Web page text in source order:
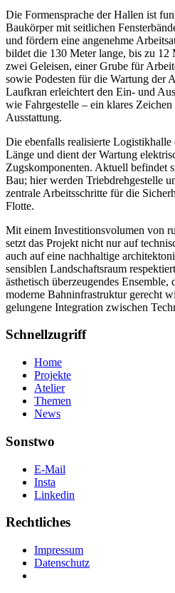
Die Formensprache der Hallen ist
Baukörper mit seitlichen
und fördern eine angenehme
bildet die 130 Meter lange, bis zu 12
zwei Geleisen, einer Grube für
sowie Podesten für die Wartung der
Laufkran erleichtert den Ein- und
wie Fahrgestelle – ein klares
Ausstattung.
Die ebenfalls realisierte
Länge und dient der Wartung
Zugskomponenten. Aktuell befindet
Bau; hier werden Triebdrehgestelle
zentrale Arbeitsschritte für die
Flotte.
Mit einem Investitionsvolumen von
setzt das Projekt nicht nur auf
auch auf eine nachhaltige
sensiblen Landschaftsraum
ästhetisch überzeugendes Ensemble,
moderne Bahninfrastruktur gerecht
gelungene Integration zwischen
Schnellzugriff
Home
Projekte
Atelier
Themen
News
Sonstwo
E-Mail
Insta
Linkedin
Rechtliches
Impressum
Datenschutz